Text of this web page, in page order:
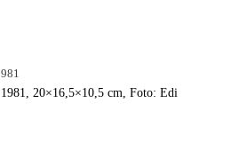
20×16,5×10,5 cm, Foto: Edi